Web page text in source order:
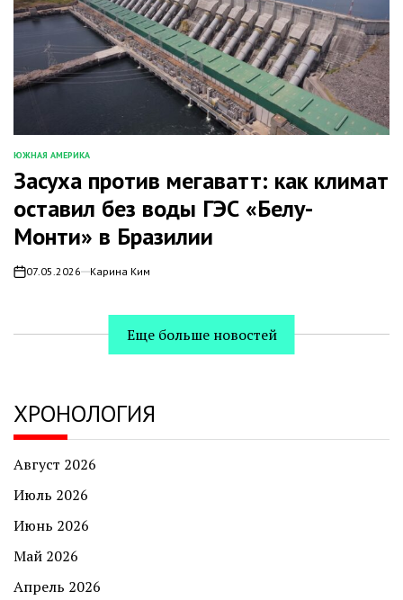
ОПУБЛИКОВАНО
В
ЮЖНАЯ АМЕРИКА
Засуха против мегаватт: как климат
оставил без воды ГЭС «Белу-
Монти» в Бразилии
on07.05.2026 Карина Ким
Еще больше новостей
ХРОНОЛОГИЯ
Август 2026
Июль 2026
Июнь 2026
Май 2026
Апрель 2026